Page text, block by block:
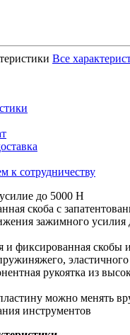
Все
к сотрудничеству
до 5000 Н
скоба с
зажимного усилия
и фиксированная скобы
рукоятка из
можно менять
инструментов